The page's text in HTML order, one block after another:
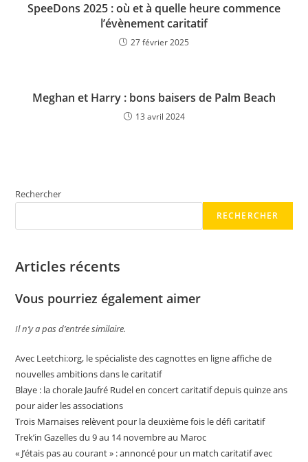
SpeeDons 2025 : où et à quelle heure commence
l’évènement caritatif
27 février 2025
Meghan et Harry : bons baisers de Palm Beach
13 avril 2024
Rechercher
RECHERCHER
Articles récents
Vous pourriez également aimer
Il n’y a pas d’entrée similaire.
Avec Leetchi:org, le spécialiste des cagnottes en ligne affiche de
nouvelles ambitions dans le caritatif
Blaye : la chorale Jaufré Rudel en concert caritatif depuis quinze ans
pour aider les associations
Trois Marnaises relèvent pour la deuxième fois le défi caritatif
Trek’in Gazelles du 9 au 14 novembre au Maroc
« J’étais pas au courant » : annoncé pour un match caritatif avec